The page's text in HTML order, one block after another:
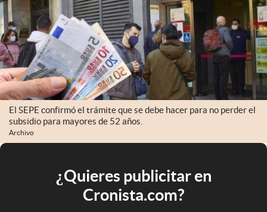
El SEPE confirmó el trámite que se debe hacer para no perder el
subsidio para mayores de 52 años.
Archivo
¿Quieres publicitar en
Cronista.com?